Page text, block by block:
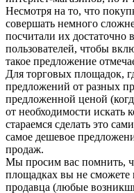
Несмотря на то, что
совершать немного
посчитали их
пользователей, чтобы
такое предложение
Для торговых площадок,
предложений от разных
предложенной ценой
от необходимости искать
стараемся сделать это
самое дешевое
продаж.
Мы просим вас помнить,
площадках вы не сможете
продавца (любые